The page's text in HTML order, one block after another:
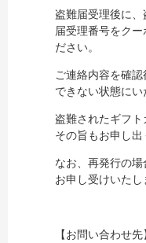
盗難届受理後に
届受理番号をク
ださい。
ご連絡内容を確
できない状態にい
盗難されたギフト
その旨もお申し出
なお、再発行の
お申し受けいたし
【お問い合わせ先